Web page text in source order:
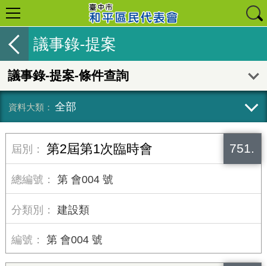
議事錄-提案
議事錄-提案-條件查詢
全部
751.
第2屆第1次臨時會
第 會004 號
建設類
第 會004 號